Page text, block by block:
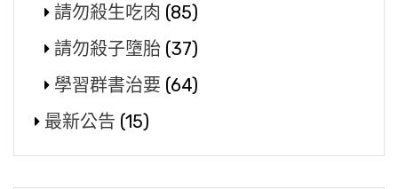
請勿殺生吃肉 (85)
請勿殺子墮胎 (37)
學習群書治要 (64)
最新公告 (15)